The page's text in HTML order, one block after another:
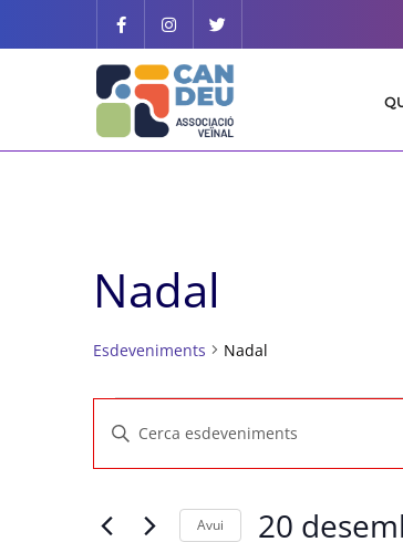
to
Nadal
Esdeveniments Nadal
Esdeveniments
Navegació
visual
Introduïu
clau.
Avui 20